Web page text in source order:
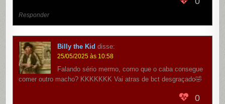
Responder
Billy the Kid disse:
25/05/2025 às 10:58
Falando sério mermo, como que o caba consegue
comer outro macho? KKKKKKK Vai atras de bct desgraçado🤣
0